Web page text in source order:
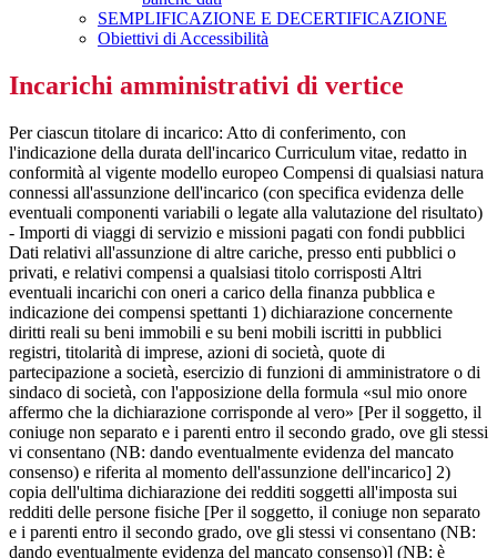
SEMPLIFICAZIONE E DECERTIFICAZIONE
Obiettivi di Accessibilità
Incarichi amministrativi di vertice
Per ciascun titolare di incarico: Atto di conferimento, con
l'indicazione della durata dell'incarico Curriculum vitae, redatto in
conformità al vigente modello europeo Compensi di qualsiasi natura
connessi all'assunzione dell'incarico (con specifica evidenza delle
eventuali componenti variabili o legate alla valutazione del risultato)
- Importi di viaggi di servizio e missioni pagati con fondi pubblici
Dati relativi all'assunzione di altre cariche, presso enti pubblici o
privati, e relativi compensi a qualsiasi titolo corrisposti Altri
eventuali incarichi con oneri a carico della finanza pubblica e
indicazione dei compensi spettanti 1) dichiarazione concernente
diritti reali su beni immobili e su beni mobili iscritti in pubblici
registri, titolarità di imprese, azioni di società, quote di
partecipazione a società, esercizio di funzioni di amministratore o di
sindaco di società, con l'apposizione della formula «sul mio onore
affermo che la dichiarazione corrisponde al vero» [Per il soggetto, il
coniuge non separato e i parenti entro il secondo grado, ove gli stessi
vi consentano (NB: dando eventualmente evidenza del mancato
consenso) e riferita al momento dell'assunzione dell'incarico] 2)
copia dell'ultima dichiarazione dei redditi soggetti all'imposta sui
redditi delle persone fisiche [Per il soggetto, il coniuge non separato
e i parenti entro il secondo grado, ove gli stessi vi consentano (NB:
dando eventualmente evidenza del mancato consenso)] (NB: è